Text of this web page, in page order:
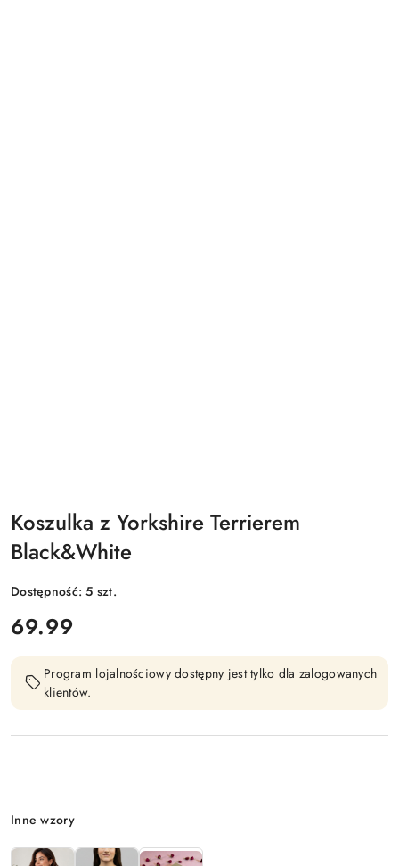
Koszulka z Yorkshire Terrierem
Black&White
Dostępność:5 szt.
cena:
69.99
Program lojalnościowy dostępny jest tylko dla zalogowanych
klientów.
Wariant
Inne wzory